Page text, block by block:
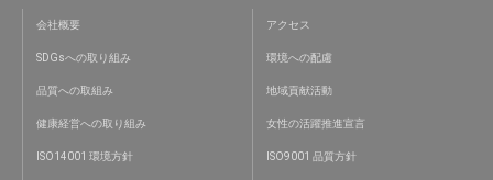
会社概要 アクセス
SDGsへの取り組み 環境への配慮
品質への取組み 地域貢献活動
健康経営への取り組み 女性の活躍推進宣言
ISO14001 環境方針 ISO9001 品質方針